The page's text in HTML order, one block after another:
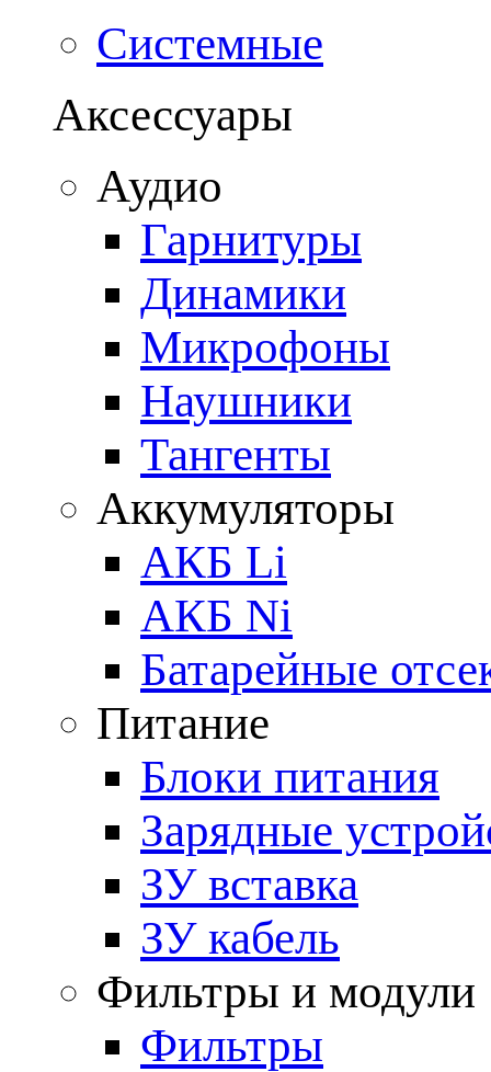
Системные
Аксессуары
Аудио
Гарнитуры
Динамики
Микрофоны
Наушники
Тангенты
Аккумуляторы
АКБ Li
АКБ Ni
Батарейные
Питание
Блоки питания
Зарядные
ЗУ вставка
ЗУ кабель
Фильтры и модули
Фильтры